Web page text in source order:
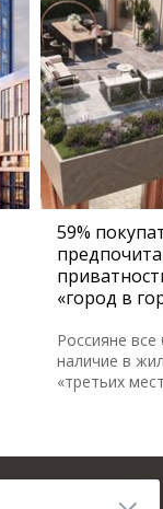
59%
«город в
Россияне
наличие в
«третьих